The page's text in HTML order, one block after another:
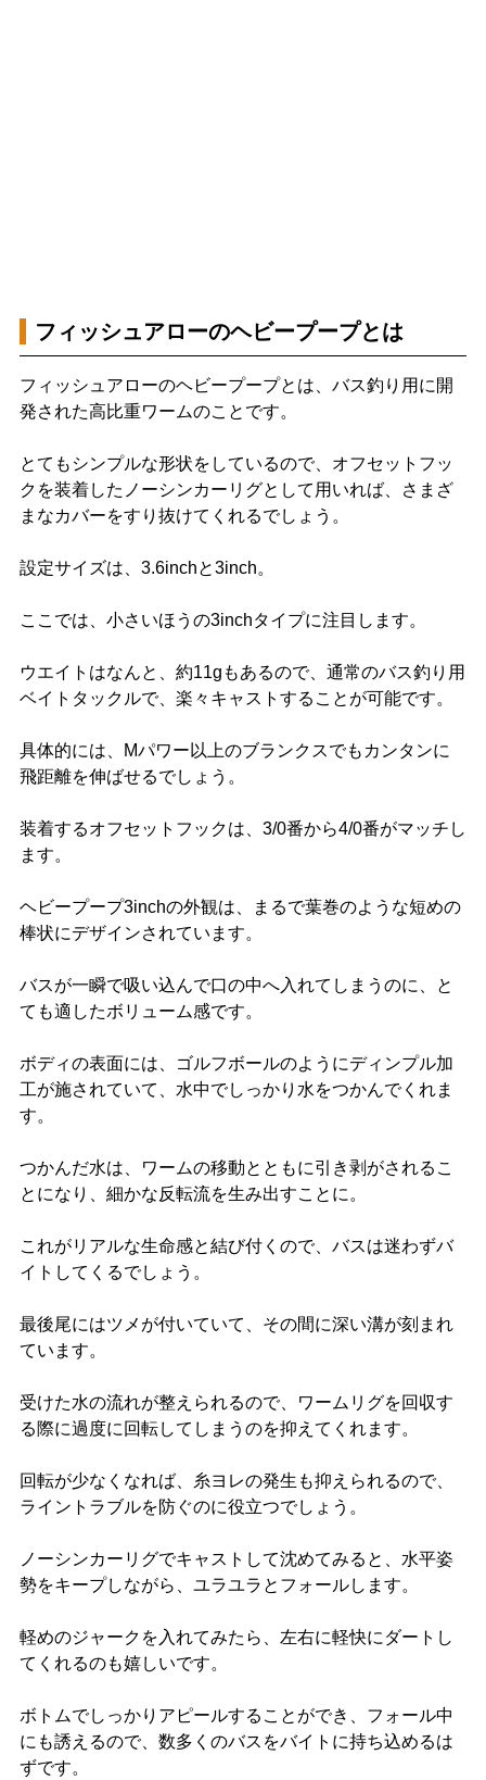
フィッシュアローのヘビープープとは
フィッシュアローのヘビープープとは、バス釣り用に開
発された高比重ワームのことです。
とてもシンプルな形状をしているので、オフセットフッ
クを装着したノーシンカーリグとして用いれば、さまざ
まなカバーをすり抜けてくれるでしょう。
設定サイズは、3.6inchと3inch。
ここでは、小さいほうの3inchタイプに注目します。
ウエイトはなんと、約11gもあるので、通常のバス釣り用
ベイトタックルで、楽々キャストすることが可能です。
具体的には、Mパワー以上のブランクスでもカンタンに
飛距離を伸ばせるでしょう。
装着するオフセットフックは、3/0番から4/0番がマッチし
ます。
ヘビープープ3inchの外観は、まるで葉巻のような短めの
棒状にデザインされています。
バスが一瞬で吸い込んで口の中へ入れてしまうのに、と
ても適したボリューム感です。
ボディの表面には、ゴルフボールのようにディンプル加
工が施されていて、水中でしっかり水をつかんでくれま
す。
つかんだ水は、ワームの移動とともに引き剥がされるこ
とになり、細かな反転流を生み出すことに。
これがリアルな生命感と結び付くので、バスは迷わずバ
イトしてくるでしょう。
最後尾にはツメが付いていて、その間に深い溝が刻まれ
ています。
受けた水の流れが整えられるので、ワームリグを回収す
る際に過度に回転してしまうのを抑えてくれます。
回転が少なくなれば、糸ヨレの発生も抑えられるので、
ライントラブルを防ぐのに役立つでしょう。
ノーシンカーリグでキャストして沈めてみると、水平姿
勢をキープしながら、ユラユラとフォールします。
軽めのジャークを入れてみたら、左右に軽快にダートし
てくれるのも嬉しいです。
ボトムでしっかりアピールすることができ、フォール中
にも誘えるので、数多くのバスをバイトに持ち込めるは
ずです。